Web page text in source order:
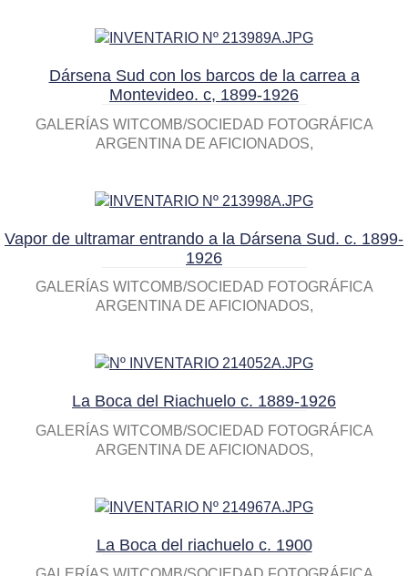
Dársena Sud con los barcos de la carrea a
Montevideo. c, 1899-1926
GALERÍAS WITCOMB/SOCIEDAD FOTOGRÁFICA
ARGENTINA DE AFICIONADOS
Vapor de ultramar entrando a la Dársena Sud. c. 1899-
1926
GALERÍAS WITCOMB/SOCIEDAD FOTOGRÁFICA
ARGENTINA DE AFICIONADOS
La Boca del Riachuelo c. 1889-1926
GALERÍAS WITCOMB/SOCIEDAD FOTOGRÁFICA
ARGENTINA DE AFICIONADOS
La Boca del riachuelo c. 1900